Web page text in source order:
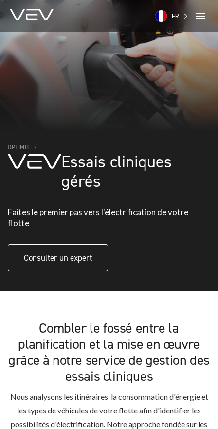
FR
OPTIMISER
Essais cliniques
gérés
Faites le premier pas vers l'électrification de votre
flotte
Consulter un expert
Combler le fossé entre la
planification et la mise en œuvre
grâce à notre service de gestion des
essais cliniques
Nous analysons les itinéraires, la consommation d'énergie et
les types de véhicules de votre flotte afin d'identifier les
possibilités d'électrification. Notre approche fondée sur les